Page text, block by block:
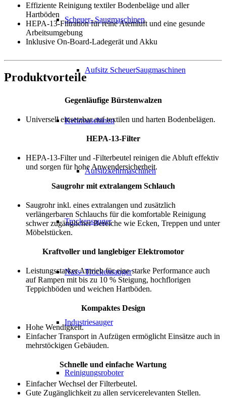
Scheuer- Saugmaschinen
Aufsitz ScheuerSaugmaschinen
Kehrmaschinen
Aufsitzkehrmaschinen
Trockensauger
Nass- Trockensauger
Industriesauger
Reinigungsroboter
Effiziente Reinigung textiler Bodenbeläge und aller
Hartböden
HEPA-13-Filtration für reine Atemluft und eine gesunde
Arbeitsumgebung
Inklusive On-Board-Ladegerät und Akku
Produktvorteile
Gegenläufige Bürstenwalzen
Universell einsetzbar auf textilen und harten Bodenbelägen.
HEPA-13-Filter
HEPA-13-Filter und -Filterbeutel reinigen die Abluft effektiv
und sorgen für hohe Anwendersicherheit.
Saugrohr mit extralangem Schlauch
Saugrohr inkl. eines extralangen und zusätzlich
verlängerbaren Schlauchs für die komfortable Reinigung
schwer zugänglicher Bereiche wie Ecken, Treppen und unter
Möbelstücken.
Kraftvoller und langlebiger Elektromotor
Leistungsstarker Antrieb für eine starke Performance auch
auf Rampen mit bis zu 10 % Steigung, hochflorigen
Teppichböden und weichen Hartböden.
Kompaktes Design
Hohe Wendigkeit.
Einfacher Transport in Aufzügen ermöglicht Einsätze auch in
mehrstöckigen Gebäuden.
Schnelle und einfache Wartung
Einfacher Wechsel der Filterbeutel.
Gute Zugänglichkeit zu allen servicerelevanten Stellen.